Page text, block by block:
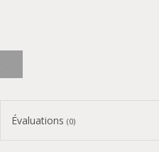
Évaluations (0)